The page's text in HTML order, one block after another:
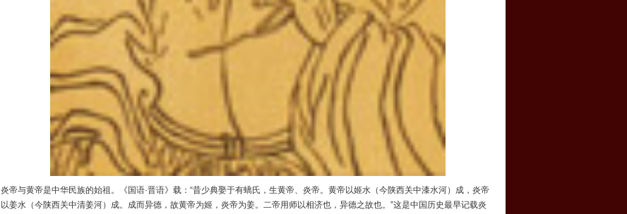
炎帝与黄帝是中华民族的始祖。《国语·晋语》载：“昔少典娶于有蟜氏，生黄帝、炎帝。黄帝以姬水 （今陕西关中漆水河）成，炎帝
以姜水 （今陕西关中清姜河）成。成而异德，故黄帝为姬，炎帝为姜。二帝用师以相济也，异德之故也。”这是中国历史最早记载炎